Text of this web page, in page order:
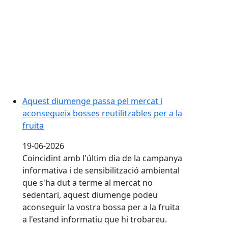
Aquest diumenge passa pel mercat i
aconsegueix bosses reutilitzables per a la
fruita
19-06-2026
Coincidint amb l'últim dia de la campanya
informativa i de sensibilització ambiental
que s'ha dut a terme al mercat no
sedentari, aquest diumenge podeu
aconseguir la vostra bossa per a la fruita
a l'estand informatiu que hi trobareu.